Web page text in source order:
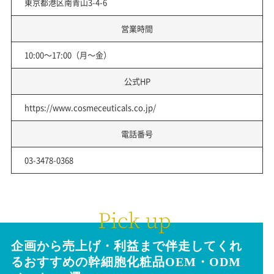
営業時間
10:00～17:00（月～金）
公式HP
https://www.cosmeceuticals.co.jp/
電話番号
03-3478-0368
企画から売上げ・利益まで伴走してくれ
るおすすめの幹細胞化粧品OEM・ODM